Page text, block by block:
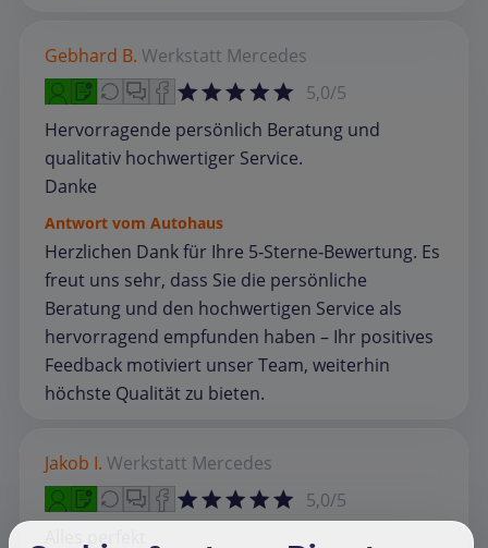
Gebhard B. Werkstatt Mercedes
5,0/5
Hervorragende persönlich Beratung und
qualitativ hochwertiger Service.
Danke
Antwort vom Autohaus
Herzlichen Dank für Ihre 5‑Sterne‑Bewertung. Es
freut uns sehr, dass Sie die persönliche
Beratung und den hochwertigen Service als
hervorragend empfunden haben – Ihr positives
Feedback motiviert unser Team, weiterhin
höchste Qualität zu bieten.
Jakob I. Werkstatt Mercedes
5,0/5